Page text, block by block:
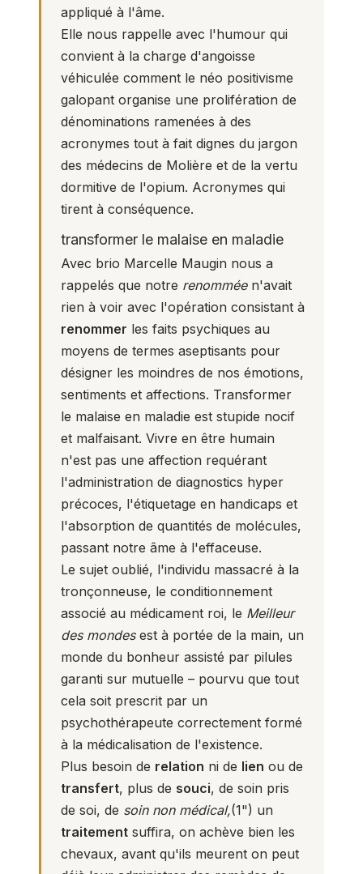
appliqué à l'âme.
Elle nous rappelle avec l'humour qui
convient à la charge d'angoisse
véhiculée comment le néo positivisme
galopant organise une prolifération de
dénominations ramenées à des
acronymes tout à fait dignes du jargon
des médecins de Molière et de la vertu
dormitive de l'opium. Acronymes qui
tirent à conséquence.
transformer le malaise en maladie
Avec brio Marcelle Maugin nous a
rappelés que notre renomméen'avait
rien à voir avec l'opération consistant à
renommer les faits psychiques au
moyens de termes aseptisants pour
désigner les moindres de nos émotions,
sentiments et affections. Transformer
le malaise en maladie est stupide nocif
et malfaisant. Vivre en être humain
n'est pas une affection requérant
l'administration de diagnostics hyper
précoces, l'étiquetage en handicaps et
l'absorption de quantités de molécules,
passant notre âme à l'effaceuse.
Le sujet oublié, l'individu massacré à la
tronçonneuse, le conditionnement
associé au médicament roi, le Meilleur
des mondesest à portée de la main, un
monde du bonheur assisté par pilules
garanti sur mutuelle – pourvu que tout
cela soit prescrit par un
psychothérapeute correctement formé
à la médicalisation de l'existence.
Plus besoin de relation ni de lien ou de
transfert, plus de souci, de soin pris
de soi, de soin non médical,(1") un
traitement suffira, on achève bien les
chevaux, avant qu'ils meurent on peut